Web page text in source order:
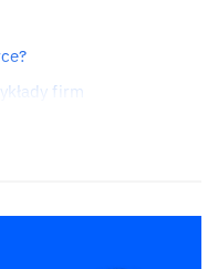
firm